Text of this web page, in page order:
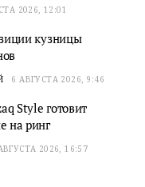
2026, 12:01
кузницы
6 АВГУСТА 2026, 9:46
Style готовит
на ринг
2026, 16:57